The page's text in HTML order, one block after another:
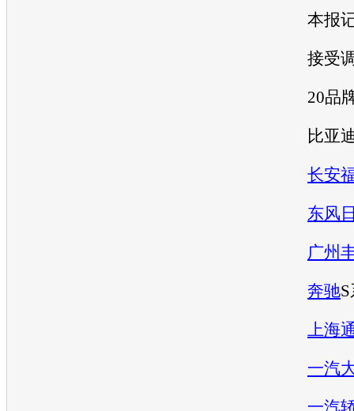
本报记
接受调
20品
比亚
长安
东风
广州
奔驰
上海
一汽
一汽